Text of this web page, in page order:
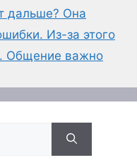
дальше? Она
Из-за этого
Общение важно